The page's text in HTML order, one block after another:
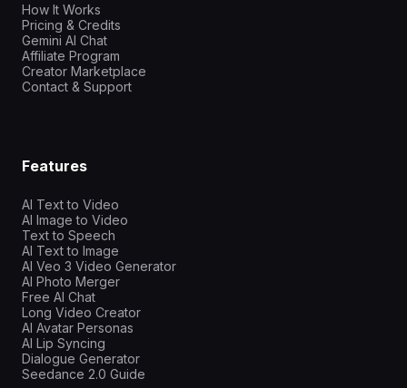
How It Works
Pricing & Credits
Gemini AI Chat
Affiliate Program
Creator Marketplace
Contact & Support
Features
AI Text to Video
AI Image to Video
Text to Speech
AI Text to Image
AI Veo 3 Video Generator
AI Photo Merger
Free AI Chat
Long Video Creator
AI Avatar Personas
AI Lip Syncing
Dialogue Generator
Seedance 2.0 Guide